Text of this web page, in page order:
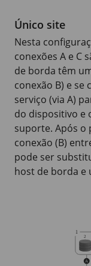
Único site
Nesta
conexões A e C
de borda têm
conexão B) e
serviço (via A)
do dispositivo e
suporte. Após o
conexão (B)
pode ser
host de borda e